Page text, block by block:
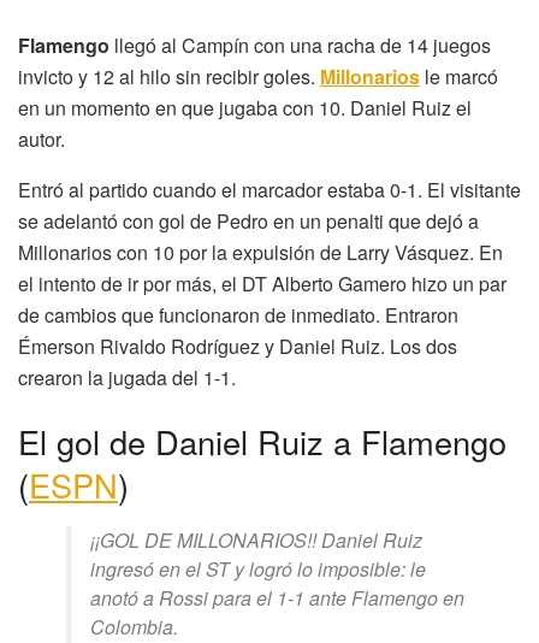
Flamengo llegó al Campín con una racha de 14 juegos
invicto y 12 al hilo sin recibir goles. Millonarios le marcó
en un momento en que jugaba con 10. Daniel Ruiz el
autor.
Entró al partido cuando el marcador estaba 0-1. El visitante
se adelantó con gol de Pedro en un penalti que dejó a
Millonarios con 10 por la expulsión de Larry Vásquez. En
el intento de ir por más, el DT Alberto Gamero hizo un par
de cambios que funcionaron de inmediato. Entraron
Émerson Rivaldo Rodríguez y Daniel Ruiz. Los dos
crearon la jugada del 1-1.
El gol de Daniel Ruiz a Flamengo
(ESPN)
¡¡GOL DE MILLONARIOS!! Daniel Ruiz
ingresó en el ST y logró lo imposible: le
anotó a Rossi para el 1-1 ante Flamengo en
Colombia.